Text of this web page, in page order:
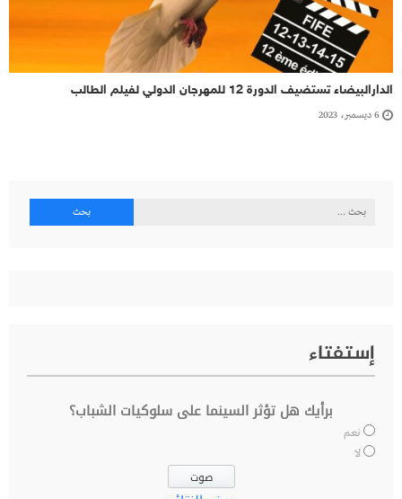
الدارالبيضاء تستضيف الدورة 12 للمهرجان الدولي لفيلم الطالب
6 ديسمبر، 2023
البحث
إستفتاء
برأيك هل تؤثر السينما على سلوكيات الشباب؟
نعم
لا